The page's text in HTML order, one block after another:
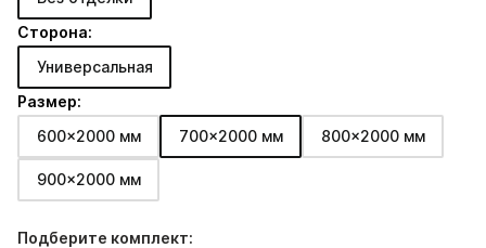
Сторона:
Универсальная
Размер:
600x2000 мм
700x2000 мм 800x2000 мм
900x2000 мм
Подберите комплект: